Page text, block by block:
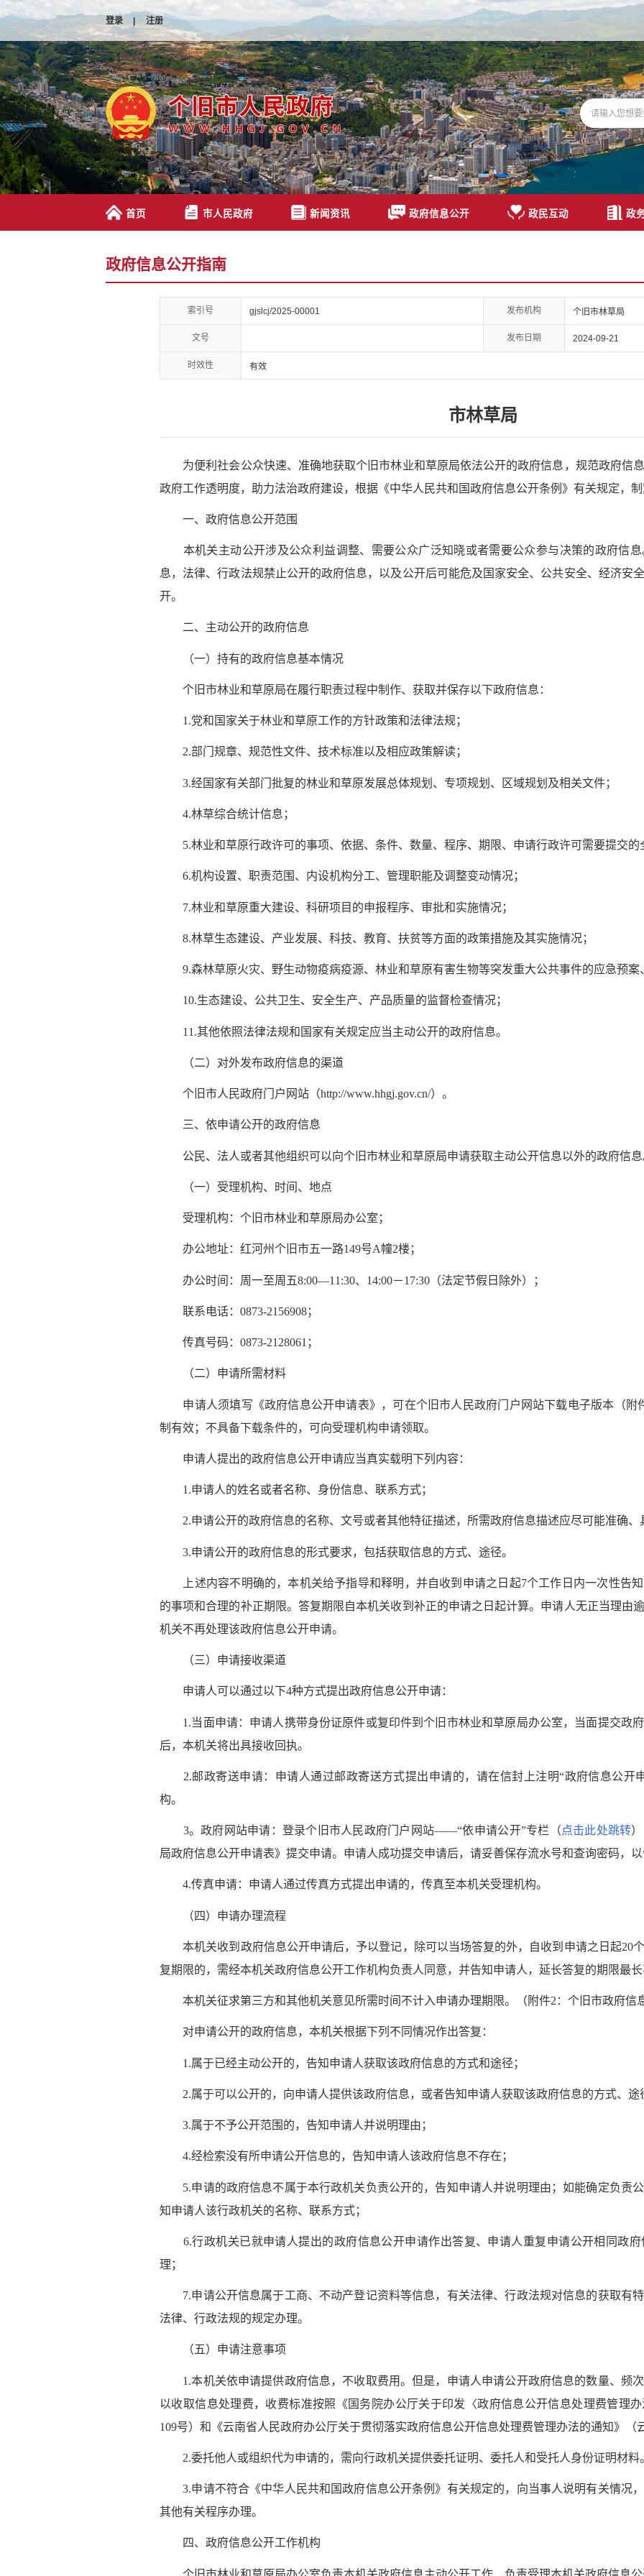
登录 | 注册
首页 市人民政府 新闻资讯 政府信息公开 政民互动 政
政府信息公开指南
索引号 gjslcj/2025-00001 发布机构 个旧市林草局
文号 发布日期 2024-09-21
时效性 有效
市林草局
为便利社会公众快速、准确地获取个旧市林业和草原局依法公开的政府信息，规范政府信
政府工作透明度，助力法治政府建设，根据《中华人民共和国政府信息公开条例》有关规定，制
一、政府信息公开范围
本机关主动公开涉及公众利益调整、需要公众广泛知晓或者需要公众参与决策的政府信息
息，法律、行政法规禁止公开的政府信息，以及公开后可能危及国家安全、公共安全、经济安
开。
二、主动公开的政府信息
（一）持有的政府信息基本情况
个旧市林业和草原局在履行职责过程中制作、获取并保存以下政府信息：
1.党和国家关于林业和草原工作的方针政策和法律法规；
2.部门规章、规范性文件、技术标准以及相应政策解读；
3.经国家有关部门批复的林业和草原发展总体规划、专项规划、区域规划及相关文件；
4.林草综合统计信息；
5.林业和草原行政许可的事项、依据、条件、数量、程序、期限、申请行政许可需要提交的
6.机构设置、职责范围、内设机构分工、管理职能及调整变动情况；
7.林业和草原重大建设、科研项目的申报程序、审批和实施情况；
8.林草生态建设、产业发展、科技、教育、扶贫等方面的政策措施及其实施情况；
9.森林草原火灾、野生动物疫病疫源、林业和草原有害生物等突发重大公共事件的应急预案
10.生态建设、公共卫生、安全生产、产品质量的监督检查情况；
11.其他依照法律法规和国家有关规定应当主动公开的政府信息。
（二）对外发布政府信息的渠道
个旧市人民政府门户网站（http://www.hhgj.gov.cn/）。
三、依申请公开的政府信息
公民、法人或者其他组织可以向个旧市林业和草原局申请获取主动公开信息以外的政府信息
（一）受理机构、时间、地点
受理机构：个旧市林业和草原局办公室；
办公地址：红河州个旧市五一路149号A幢2楼；
办公时间：周一至周五8:00—11:30、14:00－17:30（法定节假日除外）；
联系电话：0873-2156908；
传真号码：0873-2128061；
（二）申请所需材料
申请人须填写《政府信息公开申请表》，可在个旧市人民政府门户网站下载电子版本（附
制有效；不具备下载条件的，可向受理机构申请领取。
申请人提出的政府信息公开申请应当真实载明下列内容：
1.申请人的姓名或者名称、身份信息、联系方式；
2.申请公开的政府信息的名称、文号或者其他特征描述，所需政府信息描述应尽可能准确、
3.申请公开的政府信息的形式要求，包括获取信息的方式、途径。
上述内容不明确的，本机关给予指导和释明，并自收到申请之日起7个工作日内一次性告
的事项和合理的补正期限。答复期限自本机关收到补正的申请之日起计算。申请人无正当理由
机关不再处理该政府信息公开申请。
（三）申请接收渠道
申请人可以通过以下4种方式提出政府信息公开申请：
1.当面申请：申请人携带身份证原件或复印件到个旧市林业和草原局办公室，当面提交政
后，本机关将出具接收回执。
2.邮政寄送申请：申请人通过邮政寄送方式提出申请的，请在信封上注明“政府信息公开
构。
3。政府网站申请：登录个旧市人民政府门户网站——“依申请公开”专栏（点击此处跳转
局政府信息公开申请表》提交申请。申请人成功提交申请后，请妥善保存流水号和查询密码，以
4.传真申请：申请人通过传真方式提出申请的，传真至本机关受理机构。
（四）申请办理流程
本机关收到政府信息公开申请后，予以登记，除可以当场答复的外，自收到申请之日起20
复期限的，需经本机关政府信息公开工作机构负责人同意，并告知申请人，延长答复的期限最长
本机关征求第三方和其他机关意见所需时间不计入申请办理期限。（附件2：个旧市政府信
对申请公开的政府信息，本机关根据下列不同情况作出答复：
1.属于已经主动公开的，告知申请人获取该政府信息的方式和途径；
2.属于可以公开的，向申请人提供该政府信息，或者告知申请人获取该政府信息的方式、途
3.属于不予公开范围的，告知申请人并说明理由；
4.经检索没有所申请公开信息的，告知申请人该政府信息不存在；
5.申请的政府信息不属于本行政机关负责公开的，告知申请人并说明理由；如能确定负责
知申请人该行政机关的名称、联系方式；
6.行政机关已就申请人提出的政府信息公开申请作出答复、申请人重复申请公开相同政府
理；
7.申请公开信息属于工商、不动产登记资料等信息，有关法律、行政法规对信息的获取有
法律、行政法规的规定办理。
（五）申请注意事项
1.本机关依申请提供政府信息，不收取费用。但是，申请人申请公开政府信息的数量、频
以收取信息处理费，收费标准按照《国务院办公厅关于印发〈政府信息公开信息处理费管理办
109号）和《云南省人民政府办公厅关于贯彻落实政府信息公开信息处理费管理办法的通知》（
2.委托他人或组织代为申请的，需向行政机关提供委托证明、委托人和受托人身份证明材料
3.申请不符合《中华人民共和国政府信息公开条例》有关规定的，向当事人说明有关情况
其他有关程序办理。
四、政府信息公开工作机构